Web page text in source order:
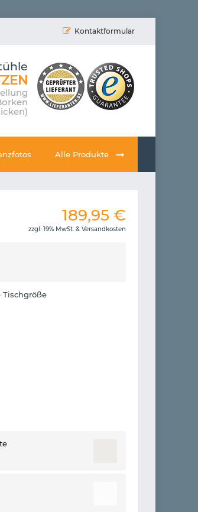
Kontaktformular
Alle Produkte
189,95 €
zzgl. 19% MwSt. & Versandkosten